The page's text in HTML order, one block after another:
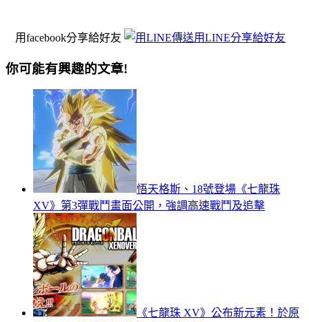
用facebook分享給好友 用LINE分享給好友
你可能有興趣的文章!
悟天格斯、18號登場《七龍珠
XV》第3彈戰鬥畫面公開，強調高速戰鬥及追擊
《七龍珠 XV》公布新元素！於原